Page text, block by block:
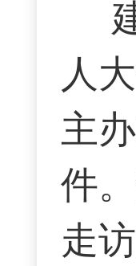
人
主
件
走